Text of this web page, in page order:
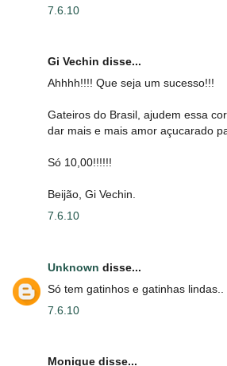
7.6.10
Gi Vechin disse...
Ahhhh!!!! Que seja um sucesso!!!
Gateiros do Brasil, ajudem essa
dar mais e mais amor açucarado
Só 10,00!!!!!!
Beijão, Gi Vechin.
7.6.10
Unknown disse...
Só tem gatinhos e gatinhas lindas..
7.6.10
Monique disse...